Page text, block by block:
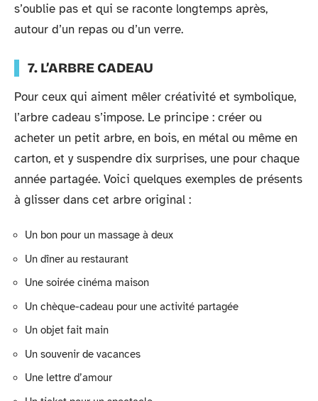
s’oublie pas et qui se raconte longtemps après,
autour d’un repas ou d’un verre.
7. L’ARBRE CADEAU
Pour ceux qui aiment mêler créativité et symbolique,
l’arbre cadeau s’impose. Le principe : créer ou
acheter un petit arbre, en bois, en métal ou même en
carton, et y suspendre dix surprises, une pour chaque
année partagée. Voici quelques exemples de présents
à glisser dans cet arbre original :
Un bon pour un massage à deux
Un dîner au restaurant
Une soirée cinéma maison
Un chèque-cadeau pour une activité partagée
Un objet fait main
Un souvenir de vacances
Une lettre d’amour